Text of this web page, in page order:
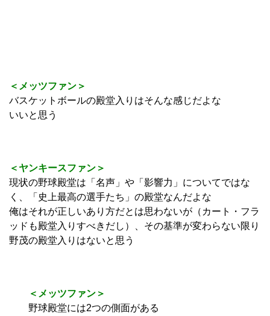
＜メッツファン＞
バスケットボールの殿堂入りはそんな感じだよな
いいと思う
＜ヤンキースファン＞
現状の野球殿堂は「名声」や「影響力」についてではな
く、「史上最高の選手たち」の殿堂なんだよな
俺はそれが正しいあり方だとは思わないが（カート・フラ
ッドも殿堂入りすべきだし）、その基準が変わらない限り
野茂の殿堂入りはないと思う
＜メッツファン＞
野球殿堂には2つの側面がある